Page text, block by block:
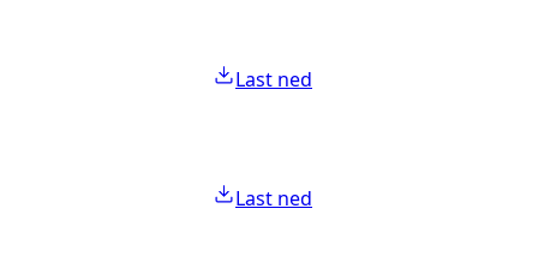
Last ned
Last ned